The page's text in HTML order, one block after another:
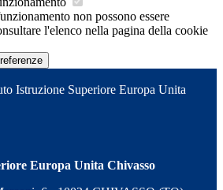
non possono essere
l'elenco nella pagina della cookie
Istruzione Superiore Europa Unita
Europa Unita Chivasso